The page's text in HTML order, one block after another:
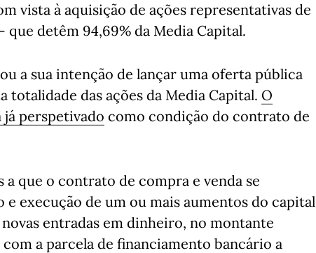
vista à aquisição de ações representativas de
detêm 94,69% da Media Capital.
a sua intenção de lançar uma oferta pública
totalidade das ações da Media Capital. O
já perspetivado como condição do contrato de
a que o contrato de compra e venda se
e execução de um ou mais aumentos do capital
entradas em dinheiro, no montante
a parcela de financiamento bancário a